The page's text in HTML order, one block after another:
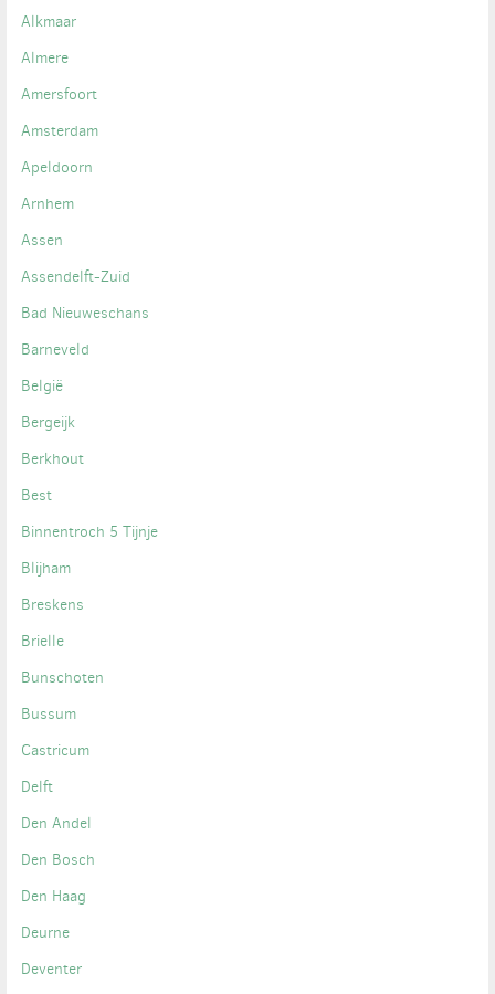
Alkmaar
Almere
Amersfoort
Amsterdam
Apeldoorn
Arnhem
Assen
Assendelft-Zuid
Bad Nieuweschans
Barneveld
België
Bergeijk
Berkhout
Best
Binnentroch 5 Tijnje
Blijham
Breskens
Brielle
Bunschoten
Bussum
Castricum
Delft
Den Andel
Den Bosch
Den Haag
Deurne
Deventer